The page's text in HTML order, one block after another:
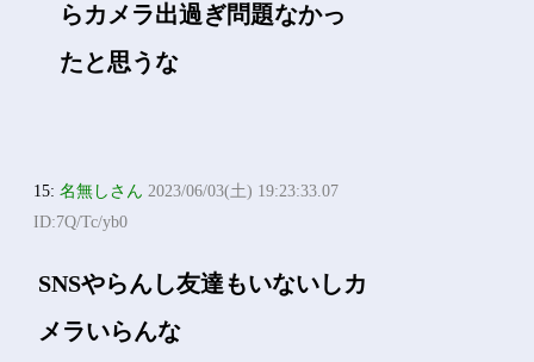
らカメラ出過ぎ問題なかっ
たと思うな
15:名無しさん 2023/06/03(土) 19:23:33.07
ID:7Q/Tc/yb0
SNSやらんし友達もいないしカ
メラいらんな